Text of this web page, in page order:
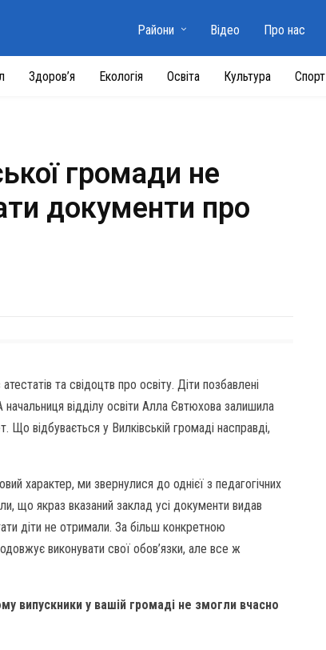
Здоров’я Екологія Освіта Культура Спорт
Райони Відео Про нас
громади не
документи про
та свідоцтв про освіту. Діти позбавлені
відділу освіти Алла Євтюхова залишила
відбувається у Вилківській громаді насправді,
характер, ми звернулися до однієї з педагогічних
що якраз вказаний заклад усі документи видав
діти не отримали. За більш конкретною
виконувати свої обов’язки, але все ж
випускники у вашій громаді не змогли вчасно